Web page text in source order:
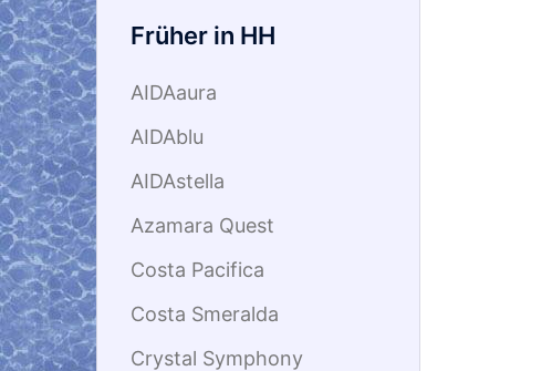
Früher in HH
AIDAaura
AIDAblu
AIDAstella
Azamara Quest
Costa Pacifica
Costa Smeralda
Crystal Symphony